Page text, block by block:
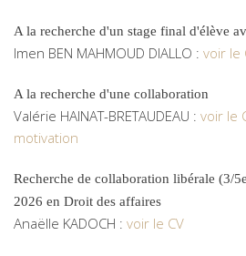
A la recherche d'un stage final d'élève
Imen BEN MAHMOUD DIALLO : voir le
A la recherche d'une collaboration
Valérie HAINAT-BRETAUDEAU : voir le
motivation
Recherche de collaboration libérale (3/
2026 en Droit des affaires
Anaëlle KADOCH : voir le CV